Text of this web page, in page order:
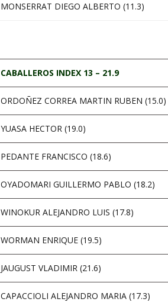
MONSERRAT DIEGO ALBERTO (11.3)
CABALLEROS INDEX 13 – 21.9
ORDOÑEZ CORREA MARTIN RUBEN (15.0)
YUASA HECTOR (19.0)
PEDANTE FRANCISCO (18.6)
OYADOMARI GUILLERMO PABLO (18.2)
WINOKUR ALEJANDRO LUIS (17.8)
WORMAN ENRIQUE (19.5)
JAUGUST VLADIMIR (21.6)
CAPACCIOLI ALEJANDRO MARIA (17.3)